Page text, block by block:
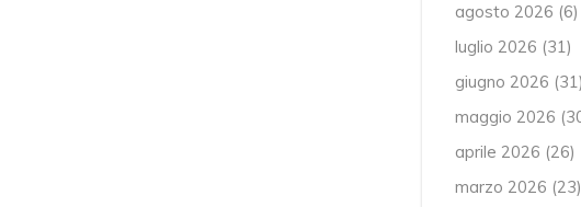
agosto 2026 (6)
luglio 2026 (31)
giugno 2026 (31)
maggio 2026
aprile 2026 (26)
marzo 2026 (23)